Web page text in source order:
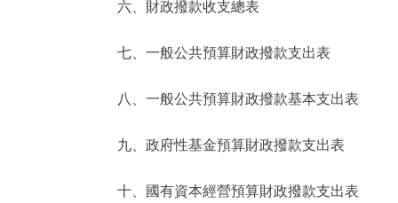
ENGLISH
六、財政撥款收支總表
七、一般公共預算財政撥款支出表
八、一般公共預算財政撥款基本支出表
九、政府性基金預算財政撥款支出表
十、國有資本經營預算財政撥款支出表